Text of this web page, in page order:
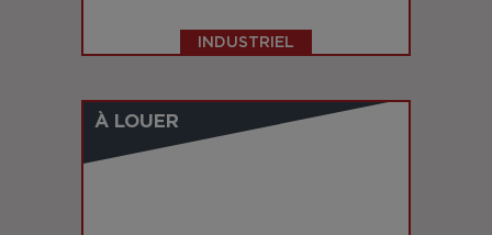
INDUSTRIEL
À LOUER